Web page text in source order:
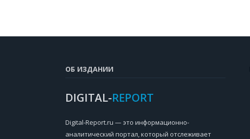
ОБ ИЗДАНИИ
DIGITAL-REPORT
Digital-Report.ru — это информационно-
аналитический портал, который отслеживает